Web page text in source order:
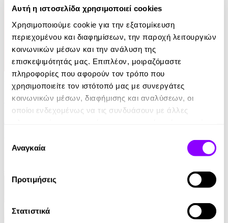
Αυτή η ιστοσελίδα χρησιμοποιεί cookies
Χρησιμοποιούμε cookie για την εξατομίκευση
περιεχομένου και διαφημίσεων, την παροχή λειτουργιών
κοινωνικών μέσων και την ανάλυση της
επισκεψιμότητάς μας. Επιπλέον, μοιραζόμαστε
πληροφορίες που αφορούν τον τρόπο που
χρησιμοποιείτε τον ιστότοπό μας με συνεργάτες
κοινωνικών μέσων, διαφήμισης και αναλύσεων, οι
οποίοι ενδεχομένως να τις συνδυάσουν με άλλες
των υπηρεσιών τους.
συγκατάθεσης
Αναγκαία
Προτιμήσεις
Στατιστικά
Audiobook
Ο Μύθος της Αιωνιότητας